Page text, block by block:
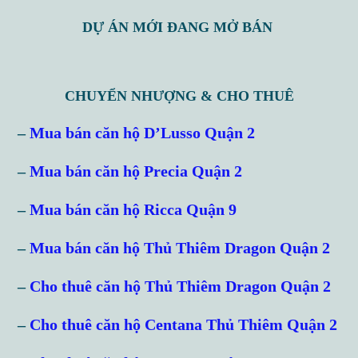
DỰ ÁN MỚI ĐANG MỞ BÁN
CHUYỂN NHƯỢNG & CHO THUÊ
–Mua bán căn hộ D’Lusso Quận 2
–Mua bán căn hộ Precia Quận 2
–Mua bán căn hộ Ricca Quận 9
–Mua bán căn hộ Thủ Thiêm Dragon Quận 2
– Cho thuê căn hộ Thủ Thiêm Dragon Quận 2
– Cho thuê căn hộ Centana Thủ Thiêm Quận 2